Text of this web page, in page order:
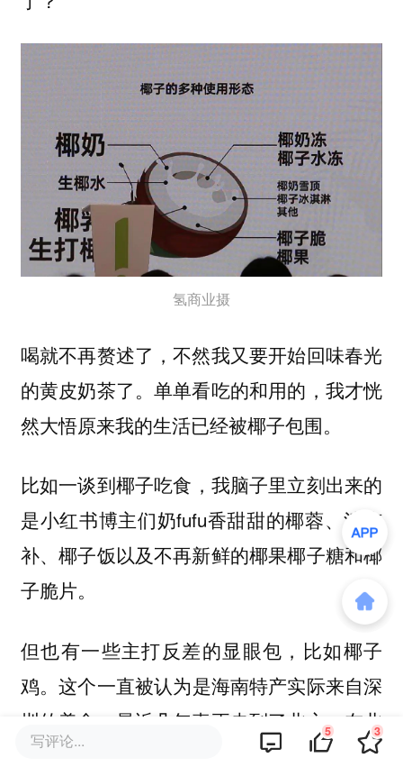
氢商业摄
喝就不再赘述了，不然我又要开始回味春光
的黄皮奶茶了。单单看吃的和用的，我才恍
然大悟原来我的生活已经被椰子包围。
比如一谈到椰子吃食 ，我脑子里立刻出来的
是小红书博主们奶fufu香甜甜的椰蓉、清凉
补、椰子饭以及不再新鲜的椰果椰子糖和椰
子脆片。
但也有一些主打反差的显眼包，比如椰子
鸡。这个一直被认为是海南特产实际来自深
圳的美食，最近几年真正走到了北方。在北
京，几乎每一个大型商场都有一个兜售椰子
写评论... 5 3